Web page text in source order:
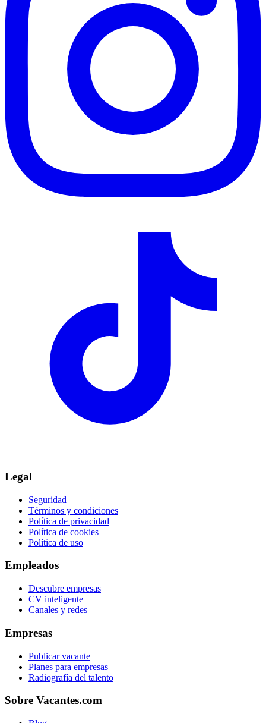
Legal
Seguridad
Términos y condiciones
Política de privacidad
Política de cookies
Política de uso
Empleados
Descubre empresas
CV inteligente
Canales y redes
Empresas
Publicar vacante
Planes para empresas
Radiografía del talento
Sobre Vacantes.com